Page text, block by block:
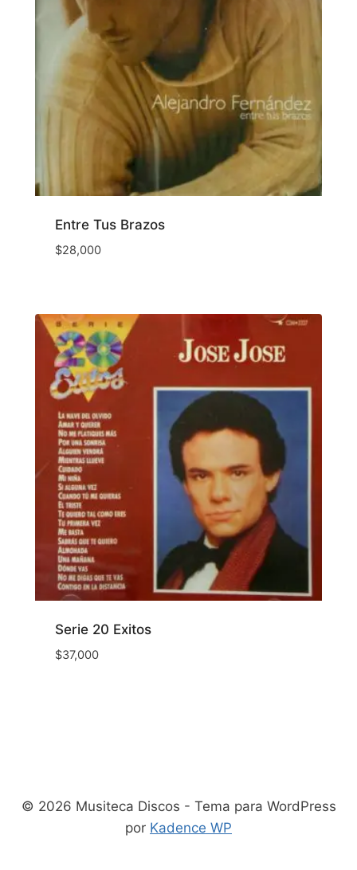
Entre Tus Brazos
$28,000
Serie 20 Exitos
$37,000
© 2026 Musiteca Discos - Tema para WordPress
por Kadence WP